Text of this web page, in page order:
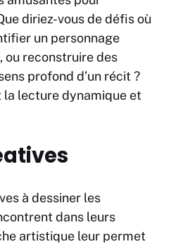
diriez-vous de défis où
un personnage
ou reconstruire des
profond d’un récit ?
la lecture dynamique et
à dessiner les
dans leurs
artistique leur permet